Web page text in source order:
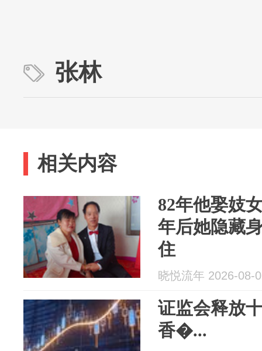
张林
相关内容
82年他娶妓
年后她隐藏
住
晓悦流年 2026-08-
证监会释放
香�...